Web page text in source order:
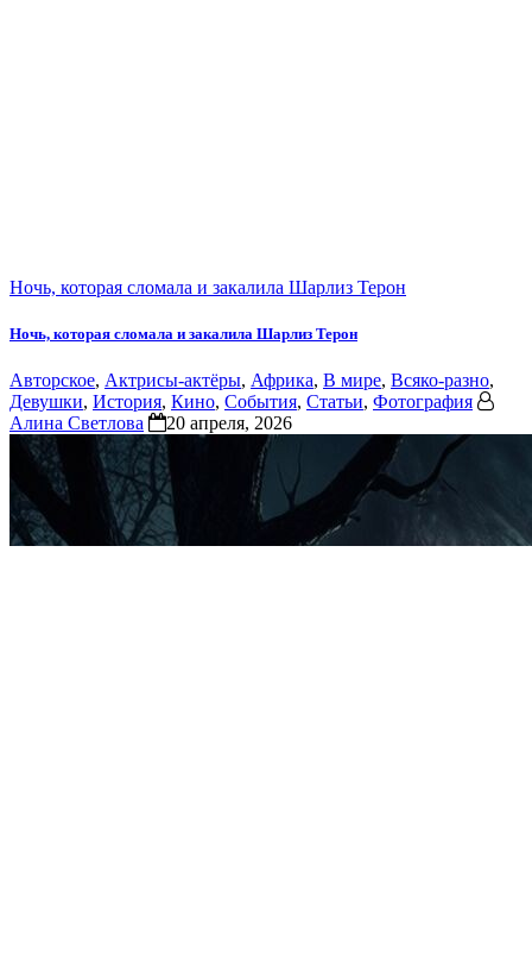
Ночь, которая сломала и закалила Шарлиз Терон
Ночь, которая сломала и закалила Шарлиз Терон
Авторское, Актрисы-актёры, Африка, В мире, Всяко-разно,
Девушки, История, Кино, События, Статьи, Фотография
Алина Светлова
20 апреля, 2026